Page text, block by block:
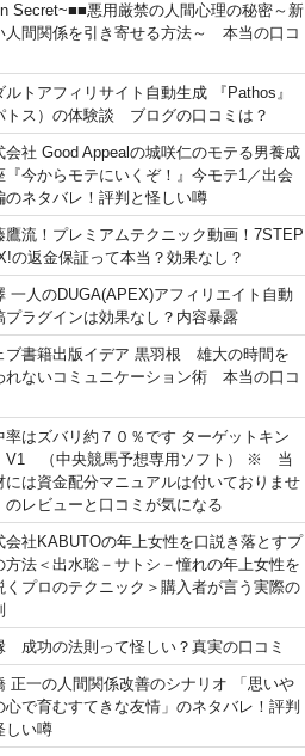
Secret~■■悪用厳禁の人間心理の秘密～新
人間関係を引き寄せる方法～ 本当の口コ
ルトアフィリサイト自動生成 『Pathos』
トス）の体験談 ブログの口コミは？
会社 Good Appealの城咲仁のモテる男養成
『今からモテにいくぞ！』今モテ1／出会
のネタバレ！評判と怪しい噂
鷹流！プレミアムテクニック動画！7STEP
の返金保証って本当？効果なし？
一人のDUGA(APEX)アフィリエイト自動
プラグインは効果なし？内容暴露
ブ書籍出版イデア 黒羽根 雄大の時間を
れないコミュニケーション術 本当の口コ
率はズバリ約７０％です ターゲットキン
（中央競馬予想専用ソフト） ※ 当
には資金配分マニュアルは付いておりませ
のレビューと口コミが気になる
会社KABUTOの年上女性を口説き落とすプ
方法＜出水聡－サトシ－憧れの年上女性を
くプロのテクニック＞購入者が言う実際の
成功の法則って怪しい？真実の口コミ
正一の人間関係改善のシナリオ 「思いや
心で育むすてきな友情」のネタバレ！評判
しい噂